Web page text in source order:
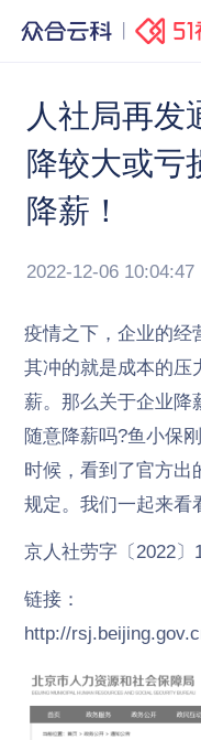
人社局再发
降较大或亏
降薪！
2022-12-06 10:04:47
疫情之下，企业的经
其冲的就是成本的压
薪。那么关于企业降
随意降薪吗?鱼小保
时候，看到了官方出
规定。我们一起来看
京人社劳字〔2022〕
链接：
http://